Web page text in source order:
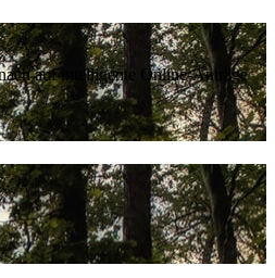
auf intelligente Online-Anträge